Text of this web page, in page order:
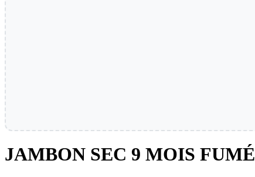
JAMBON SEC 9 MOIS FUMÉ